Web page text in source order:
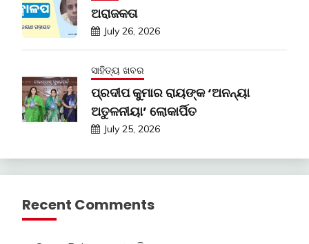
ଅରାଜକତା
July 26, 2026
ସାହିତ୍ୟ ଖବର
ପ୍ରଦୀପ କୁମାର ରାୟଙ୍କ ‘ଅନନ୍ୟା
ଅତୁଳନୀୟା’ ଲୋକାର୍ପିତ
July 25, 2026
Recent Comments